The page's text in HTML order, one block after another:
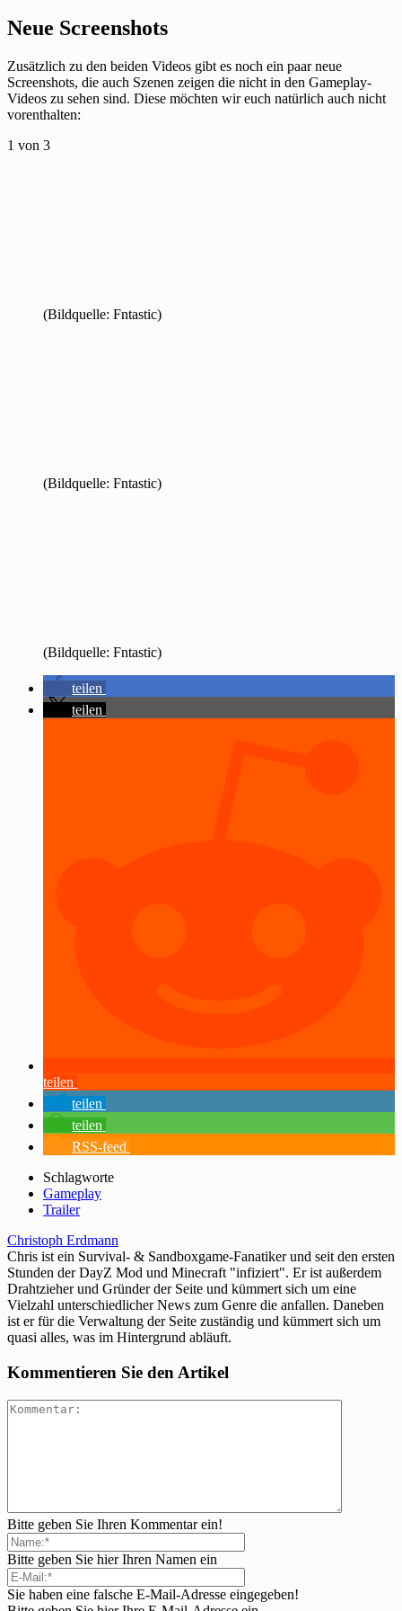
Neue Screenshots
Zusätzlich zu den beiden Videos gibt es noch ein paar neue
Screenshots, die auch Szenen zeigen die nicht in den Gameplay-
Videos zu sehen sind. Diese möchten wir euch natürlich auch nicht
vorenthalten:
1 von 3
(Bildquelle: Fntastic)
(Bildquelle: Fntastic)
(Bildquelle: Fntastic)
teilen
teilen
teilen
teilen
teilen
RSS-feed
Schlagworte
Gameplay
Trailer
Christoph Erdmann
Chris ist ein Survival- & Sandboxgame-Fanatiker und seit den ersten
Stunden der DayZ Mod und Minecraft "infiziert". Er ist außerdem
Drahtzieher und Gründer der Seite und kümmert sich um eine
Vielzahl unterschiedlicher News zum Genre die anfallen. Daneben
ist er für die Verwaltung der Seite zuständig und kümmert sich um
quasi alles, was im Hintergrund abläuft.
Kommentieren Sie den Artikel
Bitte geben Sie Ihren Kommentar ein!
Bitte geben Sie hier Ihren Namen ein
Sie haben eine falsche E-Mail-Adresse eingegeben!